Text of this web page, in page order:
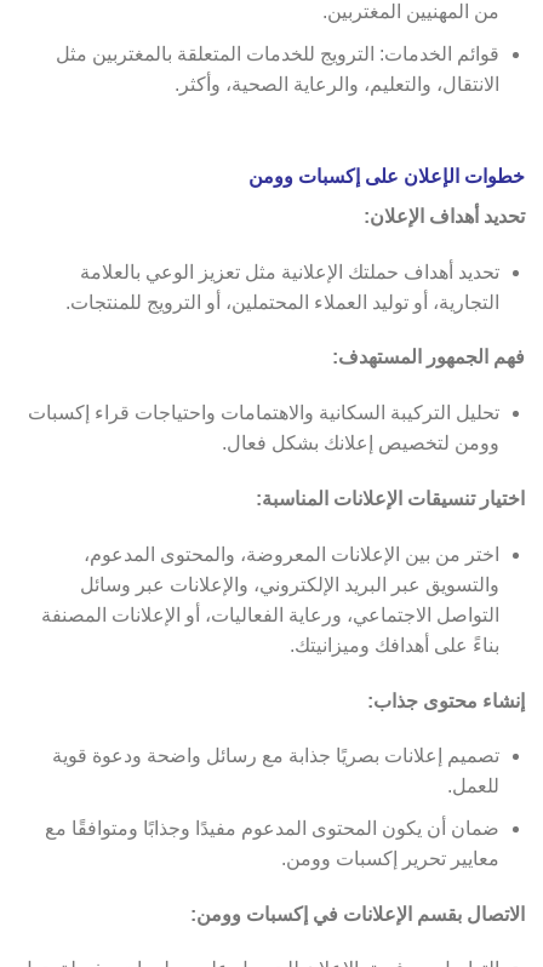
من المهنيين المغتربين.
قوائم الخدمات: الترويج للخدمات المتعلقة بالمغتربين مثل
الانتقال، والتعليم، والرعاية الصحية، وأكثر.
خطوات الإعلان على إكسبات وومن
تحديد أهداف الإعلان:
تحديد أهداف حملتك الإعلانية مثل تعزيز الوعي بالعلامة
التجارية، أو توليد العملاء المحتملين، أو الترويج للمنتجات.
فهم الجمهور المستهدف:
تحليل التركيبة السكانية والاهتمامات واحتياجات قراء إكسبات
وومن لتخصيص إعلانك بشكل فعال.
اختيار تنسيقات الإعلانات المناسبة:
اختر من بين الإعلانات المعروضة، والمحتوى المدعوم،
والتسويق عبر البريد الإلكتروني، والإعلانات عبر وسائل
التواصل الاجتماعي، ورعاية الفعاليات، أو الإعلانات المصنفة
بناءً على أهدافك وميزانيتك.
إنشاء محتوى جذاب:
تصميم إعلانات بصريًا جذابة مع رسائل واضحة ودعوة قوية
للعمل.
ضمان أن يكون المحتوى المدعوم مفيدًا وجذابًا ومتوافقًا مع
معايير تحرير إكسبات وومن.
الاتصال بقسم الإعلانات في إكسبات وومن: